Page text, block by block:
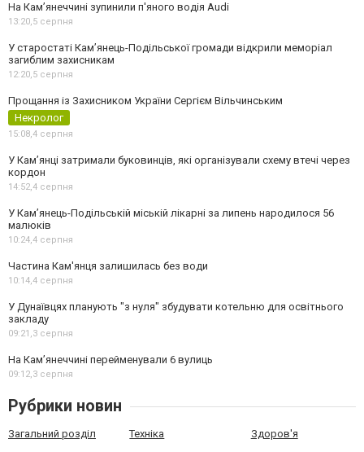
На Камʼянеччині зупинили п'яного водія Audi
13:20,5 серпня
У старостаті Кам’янець-Подільської громади відкрили меморіал
загиблим захисникам
12:20,5 серпня
Прощання із Захисником України Сергієм Вільчинським
Некролог
15:08,4 серпня
У Кам’янці затримали буковинців, які організували схему втечі через
кордон
14:52,4 серпня
У Кам’янець-Подільській міській лікарні за липень народилося 56
малюків
10:24,4 серпня
Частина Кам'янця залишилась без води
10:14,4 серпня
У Дунаївцях планують "з нуля" збудувати котельню для освітнього
закладу
09:21,3 серпня
На Камʼянеччині перейменували 6 вулиць
09:12,3 серпня
Рубрики новин
Загальний розділ Техніка Здоров'я